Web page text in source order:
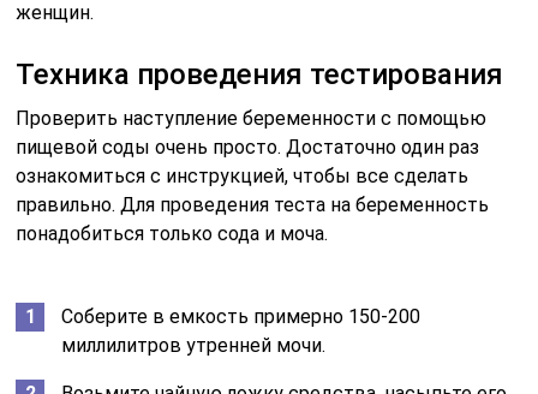
женщин.
Техника проведения тестирования
Проверить наступление беременности с помощью
пищевой соды очень просто. Достаточно один раз
ознакомиться с инструкцией, чтобы все сделать
правильно. Для проведения теста на беременность
понадобиться только сода и моча.
Соберите в емкость примерно 150-200
миллилитров утренней мочи.